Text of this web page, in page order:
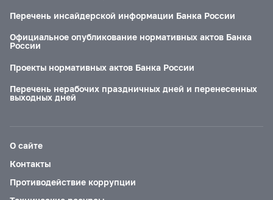
Перечень инсайдерской информации Банка России
Официальное опубликование нормативных актов Банка
России
Проекты нормативных актов Банка России
Перечень нерабочих праздничных дней и перенесенных
выходных дней
О сайте
Контакты
Противодействие коррупции